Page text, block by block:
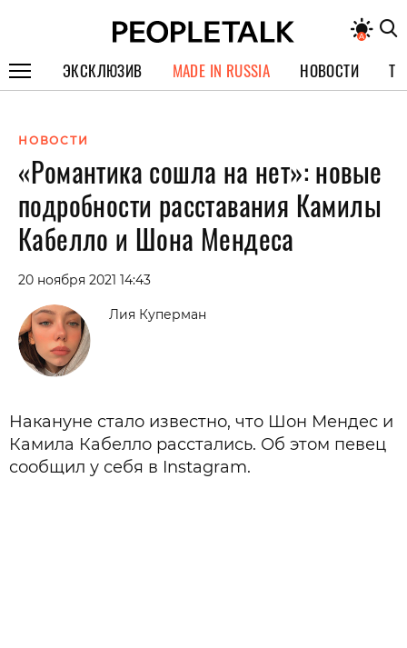
ЭКСКЛЮЗИВ
СПЕЦПРОЕКТЫ
ИНТЕРВЬЮ
ПОКОЛЕНИЕ
MADE IN RUSSIA НОВОСТИ
НОВОСТИ
«Романтика сошла на нет»: новые
подробности расставания Камилы
Кабелло и Шона Мендеса
20 ноября 2021 14:43
Лия Куперман
Накануне стало известно, что Шон Мендес и
Камила Кабелло расстались. Об этом певец
сообщил у себя в Instagram.